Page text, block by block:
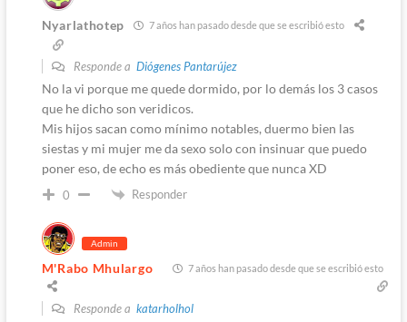
Nyarlathotep 7 años han pasado desde que se escribió esto
Responde a Diógenes Pantarújez
No la vi porque me quede dormido, por lo demás los 3 casos
que he dicho son veridicos.
Mis hijos sacan como mínimo notables, duermo bien las
siestas y mi mujer me da sexo solo con insinuar que puedo
poner eso, de echo es más obediente que nunca XD
0 Responder
Admin
M'Rabo Mhulargo 7 años han pasado desde que se escribió esto
Responde a katarholhol